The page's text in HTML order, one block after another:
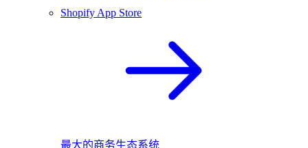
Shopify App Store
最大的商务生态系统